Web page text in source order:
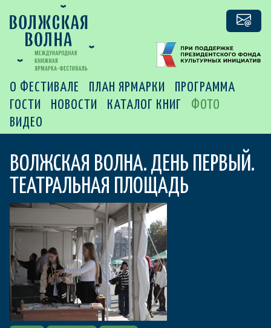
О ФЕСТИВАЛЕ ПЛАН ЯРМАРКИ
ПРОГРАММА
ГОСТИ
НОВОСТИ КАТАЛОГ КНИГ
ФОТО
ВИДЕО
ВОЛЖСКАЯ ВОЛНА. ДЕНЬ ПЕРВЫЙ.
ТЕАТРАЛЬНАЯ ПЛОЩАДЬ